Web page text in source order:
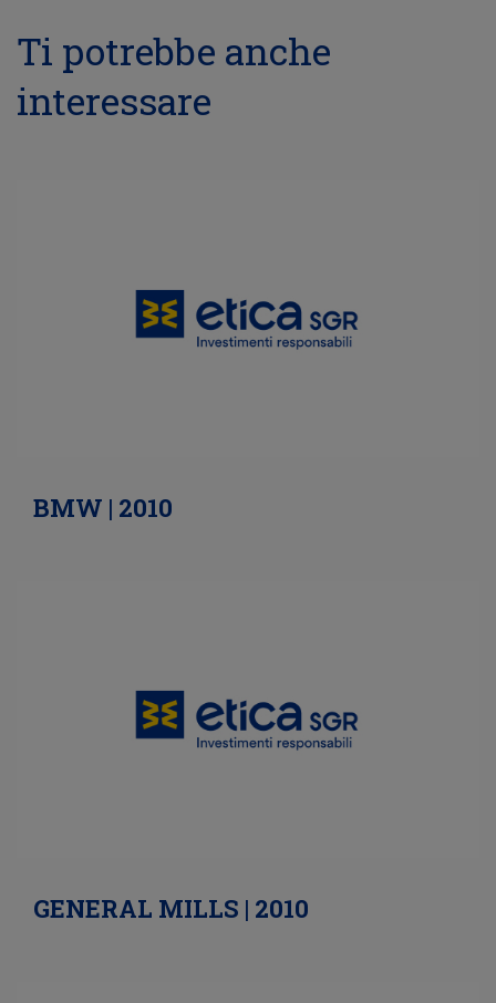
Ti potrebbe anche
interessare
BMW | 2010
GENERAL MILLS | 2010